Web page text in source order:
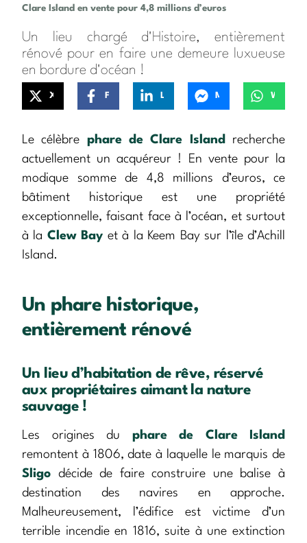
Clare Island en vente pour 4,8 millions d’euros
Un lieu chargé d'Histoire, entièrement
rénové pour en faire une demeure luxueuse
en bordure d'océan !
Le célèbre phare de Clare Island
recherche
actuellement un acquéreur ! En vente pour la
modique somme de 4,8 millions d’euros, ce
bâtiment historique est une propriété
exceptionnelle, faisant face à l’océan, et surtout
à la Clew Bay et à la Keem Bay sur l’île d’Achill
Island.
Un phare historique,
entièrement rénové
Un lieu d’habitation de rêve, réservé
aux propriétaires aimant la nature
sauvage !
Les origines du phare de Clare Island
remontent à 1806, date à laquelle le marquis de
Sligo décide de faire construire une balise à
destination des navires en approche.
Malheureusement, l’édifice est victime d’un
terrible incendie en 1816, suite à une extinction